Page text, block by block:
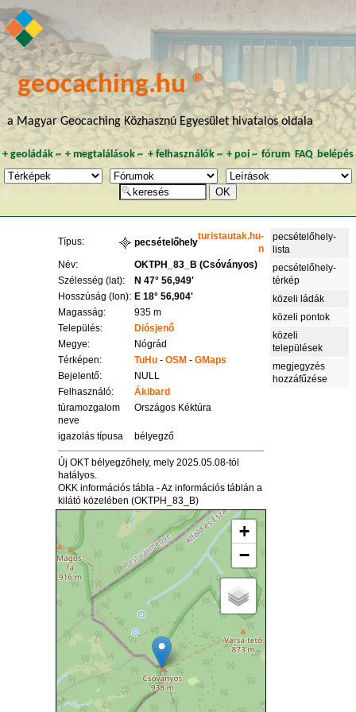
geocaching.hu ®
a Magyar Geocaching Közhasznú Egyesület hivatalos oldala
+ geoládák~ +megtalálások ~ + felhasználók~ + poi~ fórum FAQ belépés
Típus: pecsételőhely
turistautak.hu-
n
Név:
OKTPH_83_B (Csóványos)
Szélesség (lat):
N 47° 56,949'
Hosszúság (lon): E 18° 56,904'
Magasság:
935 m
Település:
Diósjenő
Megye:
Nógrád
Térképen:
TuHu -OSM -GMaps
Bejelentő:
NULL
Felhasználó:
Ákibard
túramozgalom
neve
Országos Kéktúra
igazolás típusa bélyegző
Új OKT bélyegzőhely, mely 2025.05.08-tól
hatályos.
OKK információs tábla - Az információs táblán a
kilátó közelében (OKTPH_83_B)
+
−
pecsételőhely-
lista
pecsételőhely-
térkép
közeli ládák
közeli pontok
közeli
települések
megjegyzés
hozzáfűzése